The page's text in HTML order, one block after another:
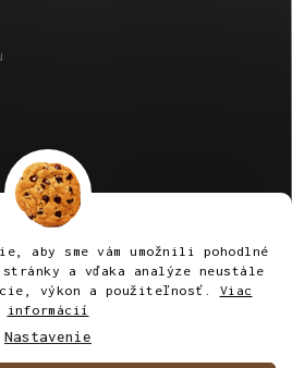
aby sme vám umožnili pohodlné
a vďaka analýze neustále
výkon a použiteľnosť. Viac
informácií
Nastavenie
práva vyhradené.
cookies
: Klikni!
zlepšuje trávenie
dostane viac energie z